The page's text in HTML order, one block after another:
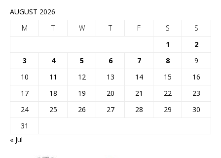
AUGUST 2026
M
T W T F S
S
1
2
3
4 5 6 7 8
9
10
11 12 13 14 15
16
17
18 19 20 21 22
23
24
25 26 27 28 29
30
31
« Jul